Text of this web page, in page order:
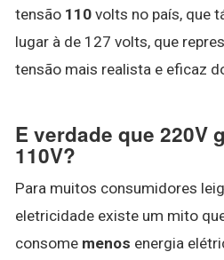
tensão 110 volts no país, que
lugar à de 127 volts, que
tensão mais realista e eficaz
E verdade que 220V
110V?
Para muitos consumidores
eletricidade existe um mito
consome menos energia